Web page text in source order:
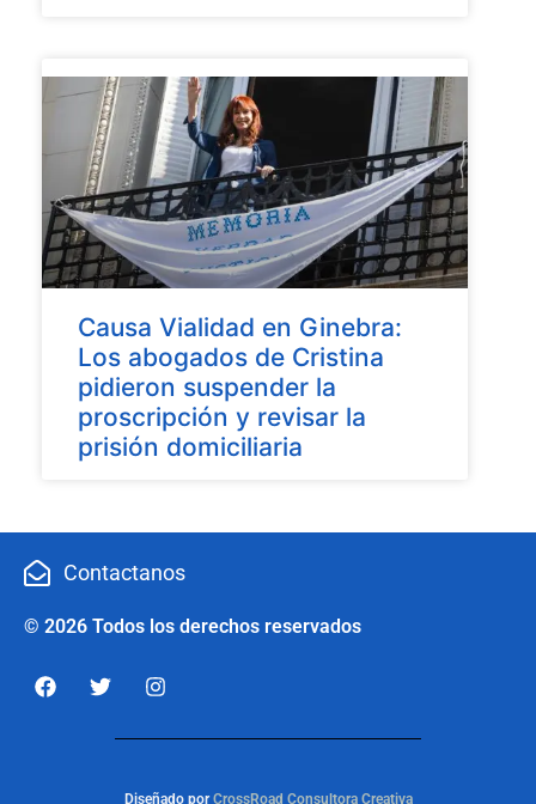
Causa Vialidad en Ginebra:
Los abogados de Cristina
pidieron suspender la
proscripción y revisar la
prisión domiciliaria
Contactanos
© 2026 Todos los derechos reservados
Diseñado porCrossRoad Consultora Creativa